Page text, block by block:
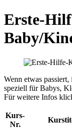
Erste-
Baby/
Wenn etwas
speziell für Babys,
Für weitere Infos
Kurs-
Nr.